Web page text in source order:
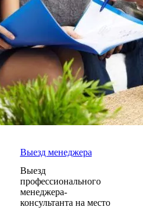
Выезд менеджера
Выезд
профессионального
менеджера-
консультанта на место